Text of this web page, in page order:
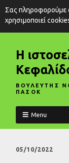
Η
ΒΟΥΛΕΥΤΗΣ
ΠΑΣΟΚ
Menu
05/10/2022
Σας πληροφορούμε
χρησιμοποιεί